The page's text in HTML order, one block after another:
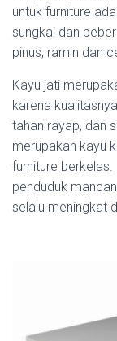
untuk furniture
sungkai dan
pinus, ramin dan
Kayu jati
karena
tahan rayap, dan
merupakan kayu
furniture
penduduk
selalu meningkat